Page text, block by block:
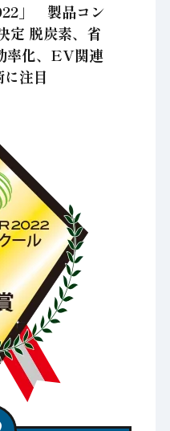
」 製品コン
定 脱炭素、省
率化、EV関連
注目